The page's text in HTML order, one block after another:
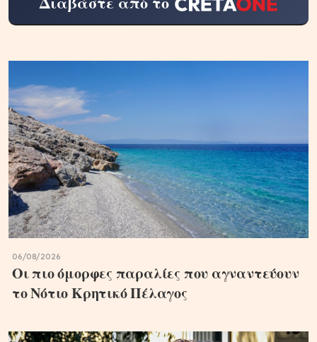
06/08/2026
Οι πιο όμορφες παραλίες που αγναντεύουν
το Νότιο Κρητικό Πέλαγος